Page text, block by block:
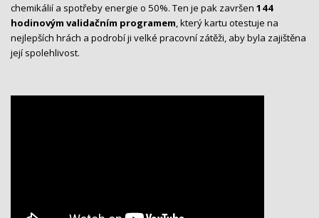
chemikálií a spotřeby energie o 50%. Ten je pak završen 144
hodinovým validačním programem , který kartu otestuje na
nejlepších hrách a podrobí ji velké pracovní zátěži, aby byla zajištěna
její spolehlivost.